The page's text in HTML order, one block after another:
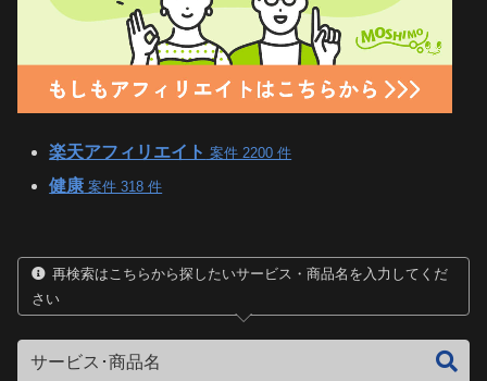
楽天アフィリエイト 案件 2200 件
健康 案件 318 件
再検索はこちらから探したいサービス・商品名を入力してくだ
さい